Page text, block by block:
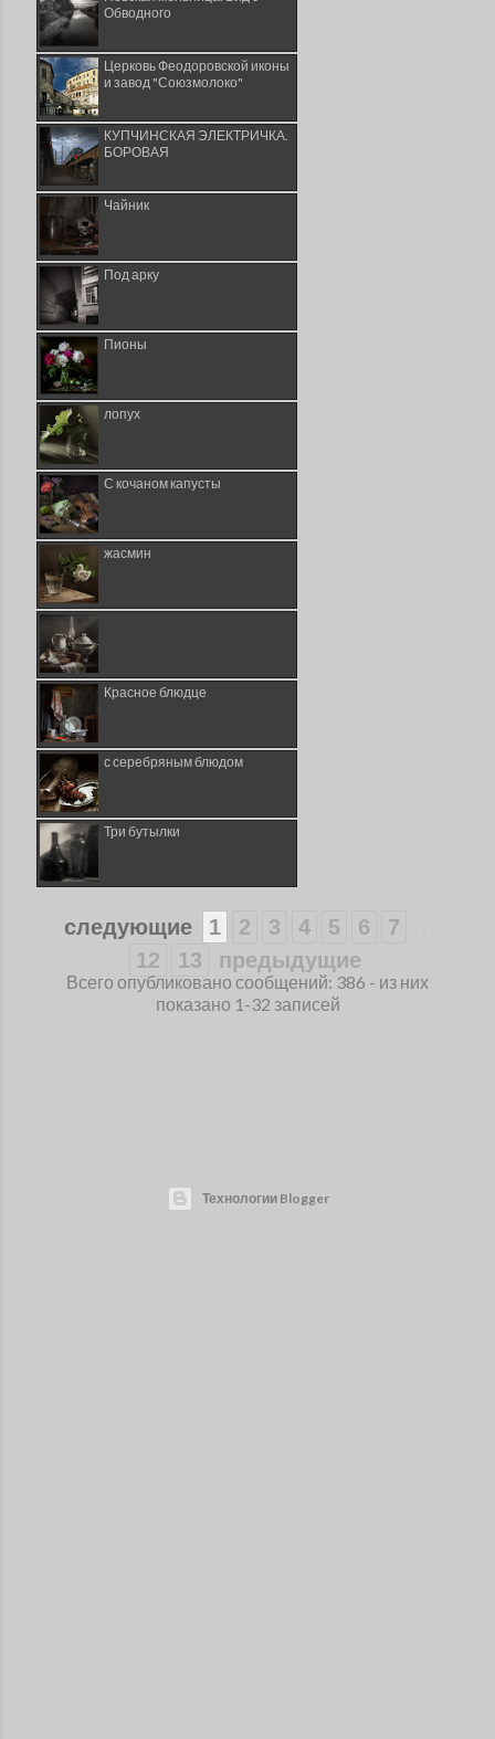
Обводного
Церковь Феодоровской иконы
и завод "Союзмолоко"
КУПЧИНСКАЯ ЭЛЕКТРИЧКА.
БОРОВАЯ
Чайник
Под арку
Пионы
лопух
С кочаном капусты
жасмин
Красное блюдце
с серебряным блюдом
Три бутылки
следующие 1 2 3 4 5 6 7
12 13 предыдущие
Всего опубликовано сообщений: 386 - из них
показано 1-32 записей
Технологии Blogger